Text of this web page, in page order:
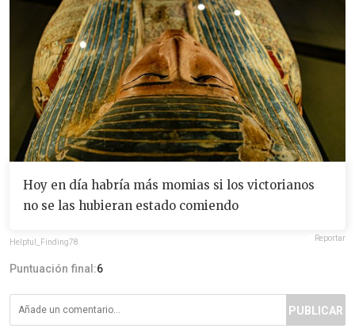
Hoy en día habría más momias si los victorianos
no se las hubieran estado comiendo
Helpful_Finding78 Reportar
Puntuación final:6
PUBLICAR